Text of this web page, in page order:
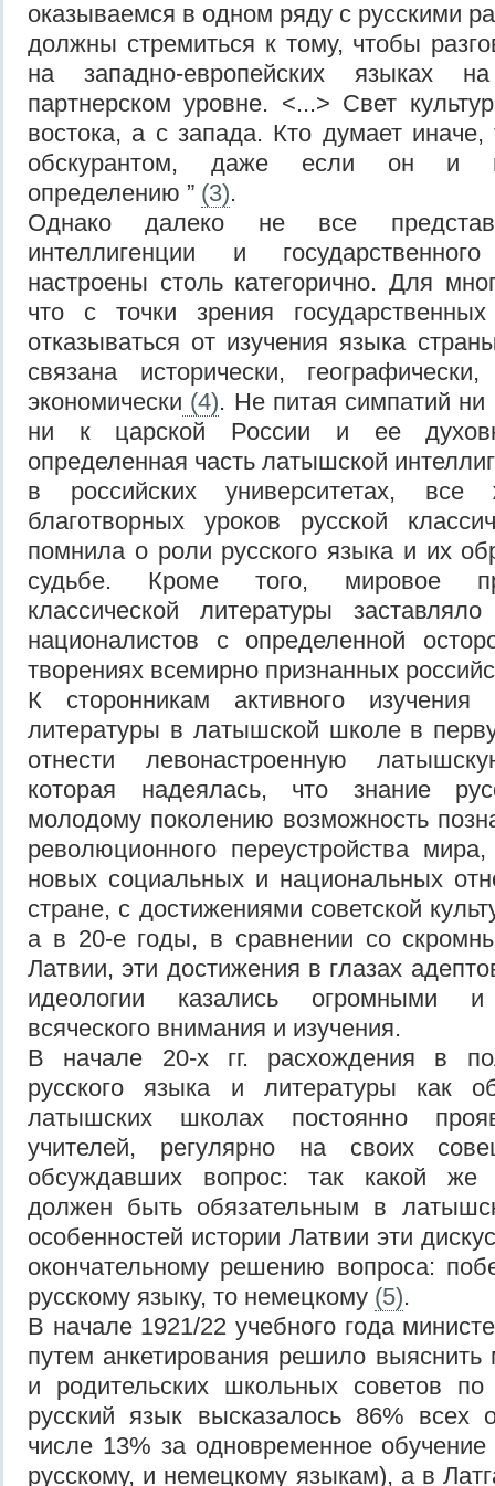
оказываемся в одном ряду с русскими
должны стремиться к тому, чтобы
на западно-европейских языках
партнерском уровне. <...> Свет
востока, а с запада. Кто думает
обскурантом, даже если он и
определению ” (3).
Однако далеко не все
интеллигенции и
настроены столь категорично. Для
что с точки зрения
отказываться от изучения языка
связана исторически,
экономически (4). Не питая симпатий ни
ни к царской России и ее
определенная часть латышской
в российских университетах,
благотворных уроков русской
помнила о роли русского языка и их
судьбе. Кроме того, мировое
классической литературы
националистов с определенной
творениях всемирно признанных
К сторонникам активного
литературы в латышской школе в
отнести левонастроенную
которая надеялась, что знание
молодому поколению возможность
революционного переустройства
новых социальных и национальных
стране, с достижениями советской
а в 20-е годы, в сравнении со
Латвии, эти достижения в глазах
идеологии казались огромными
всяческого внимания и изучения.
В начале 20-х гг. расхождения в
русского языка и литературы как
латышских школах постоянно
учителей, регулярно на своих
обсуждавших вопрос: так какой же
должен быть обязательным в
особенностей истории Латвии эти
окончательному решению вопроса:
русскому языку, то немецкому (5).
В начале 1921/22 учебного года
путем анкетирования решило выяснить
и родительских школьных советов
русский язык высказалось 86%
числе 13% за одновременное
русскому, и немецкому языкам), а в